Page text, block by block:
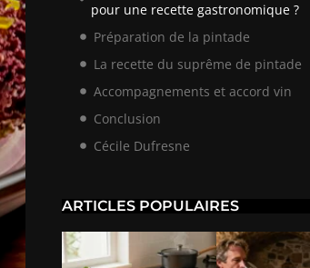
pour une recette gastronomique ?
Préparation de la pintade
La recette du suprême de pintade
Accompagnements et accord vin
Conclusion
Cécile Dufresne
ARTICLES POPULAIRES